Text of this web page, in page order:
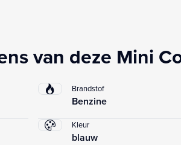
van deze Mini
Brandstof
Benzine
Kleur
blauw